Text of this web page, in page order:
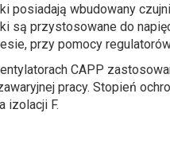
posiadają wbudowany
są przystosowane do
przy pomocy
CAPP
pracy. Stopień
izolacji F.